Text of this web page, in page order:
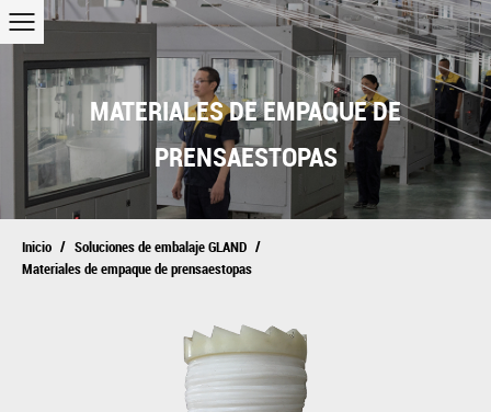
MATERIALES DE EMPAQUE DE
PRENSAESTOPAS
Inicio / Soluciones de embalaje GLAND /
Materiales de empaque de prensaestopas